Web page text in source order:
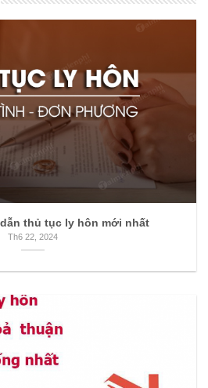
thủ tục ly hôn mới nhất
Th6 22, 2024